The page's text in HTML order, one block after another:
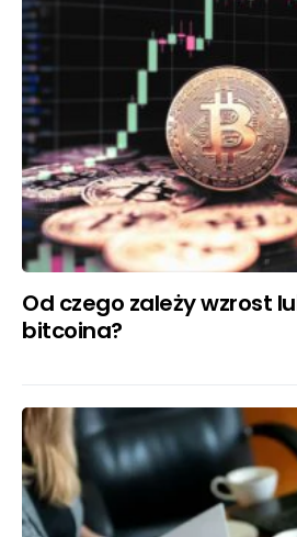
Od czego zależy wzrost
bitcoina?